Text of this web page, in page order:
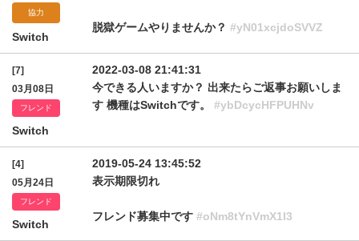
協力
Switch
脱獄ゲームやりませんか？ #yN01xcjdoSVVZ
[7]
03月08日
フレンド
Switch
2022-03-08 21:41:31
今できる人いますか？ 出来たらご返事お願いしま
す 機種はSwitchです。 #ybDcycHFPUHNv
[4]
05月24日
フレンド
Switch
2019-05-24 13:45:52
表示期限切れ
フレンド募集中です #oNm8tYnVmX1l3